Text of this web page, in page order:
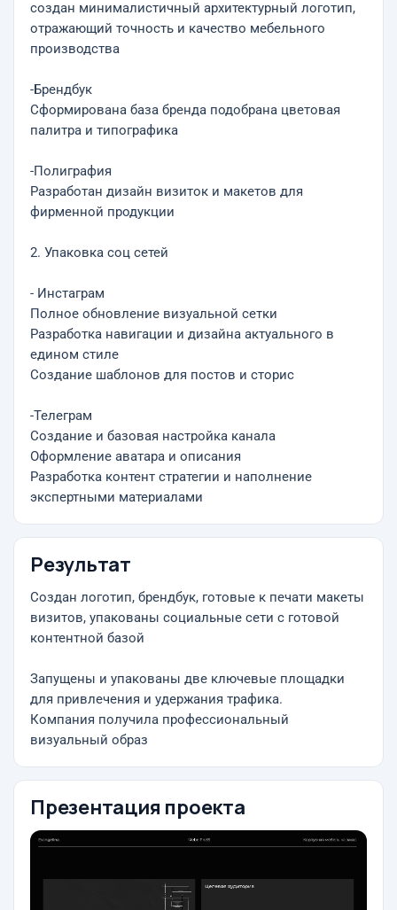
создан минималистичный архитектурный логотип,
отражающий точность и качество мебельного
производства
-Брендбук
Сформирована база бренда подобрана цветовая
палитра и типографика
-Полиграфия
Разработан дизайн визиток и макетов для
фирменной продукции
2. Упаковка соц сетей
- Инстаграм
Полное обновление визуальной сетки
Разработка навигации и дизайна актуального в
едином стиле
Создание шаблонов для постов и сторис
-Телеграм
Создание и базовая настройка канала
Оформление аватара и описания
Разработка контент стратегии и наполнение
экспертными материалами
Результат
Создан логотип, брендбук, готовые к печати макеты
визитов, упакованы социальные сети с готовой
контентной базой
Запущены и упакованы две ключевые площадки
для привлечения и удержания трафика.
Компания получила профессиональный
визуальный образ
Презентация проекта